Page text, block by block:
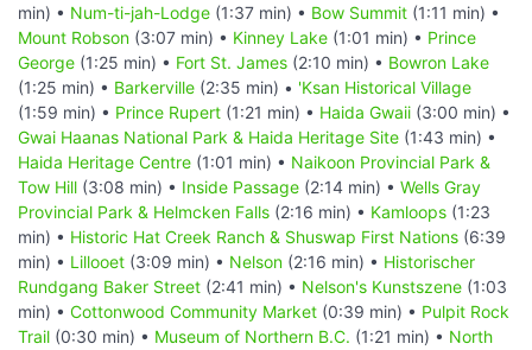
min) • Num-ti-jah-Lodge (1:37 min) • Bow Summit (1:11 min) •
Mount Robson (3:07 min) • Kinney Lake (1:01 min) • Prince
George (1:25 min) • Fort St. James (2:10 min) • Bowron Lake
(1:25 min) • Barkerville (2:35 min) • 'Ksan Historical Village
(1:59 min) • Prince Rupert (1:21 min) • Haida Gwaii (3:00 min) •
Gwai Haanas National Park & Haida Heritage Site (1:43 min) •
Haida Heritage Centre (1:01 min) • Naikoon Provincial Park &
Tow Hill (3:08 min) • Inside Passage (2:14 min) • Wells Gray
Provincial Park & Helmcken Falls (2:16 min) • Kamloops (1:23
min) • Historic Hat Creek Ranch & Shuswap First Nations (6:39
min) • Lillooet (3:09 min) • Nelson (2:16 min) • Historischer
Rundgang Baker Street (2:41 min) • Nelson's Kunstszene (1:03
min) • Cottonwood Community Market (0:39 min) • Pulpit Rock
Trail (0:30 min) • Museum of Northern B.C. (1:21 min) • North